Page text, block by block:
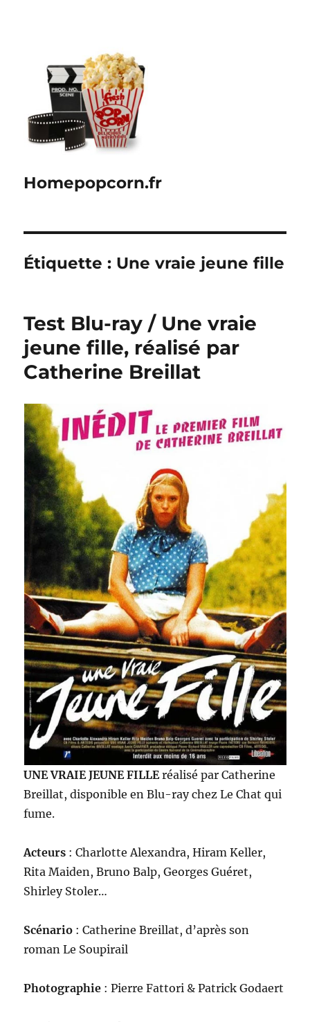
Homepopcorn.fr
Étiquette : Une vraie jeune fille
Test Blu-ray / Une vraie
jeune fille, réalisé par
Catherine Breillat
UNE VRAIE JEUNE FILLEréalisé par Catherine
Breillat, disponible en Blu-ray chez Le Chat qui
fume.
Acteurs : Charlotte Alexandra, Hiram Keller,
Rita Maiden, Bruno Balp, Georges Guéret,
Shirley Stoler…
Scénario : Catherine Breillat, d’après son
roman Le Soupirail
Photographie : Pierre Fattori & Patrick Godaert